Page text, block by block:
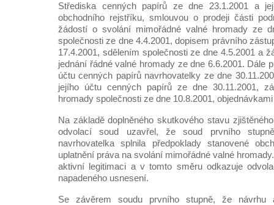
Střediska cenných papírů ze dne 23.1.2001 a
obchodního rejstříku, smlouvou o prodeji části
žádostí o svolání mimořádné valné hromady ze
společnosti ze dne 4.4.2001, dopisem právního
17.4.2001, sdělením společnosti ze dne 4.5.2001 a
jednání řádné valné hromady ze dne 6.6.2001. Dále
účtu cenných papírů navrhovatelky ze dne
jejího účtu cenných papírů ze dne 30.11.2001,
hromady společnosti ze dne 10.8.2001,
Na základě doplněného skutkového stavu
odvolací soud uzavřel, že soud prvního
navrhovatelka splnila předpoklady stanovené
uplatnění práva na svolání mimořádné valné
aktivní legitimaci a v tomto směru odkazuje
napadeného usnesení.
Se závěrem soudu prvního stupně, že návrhu